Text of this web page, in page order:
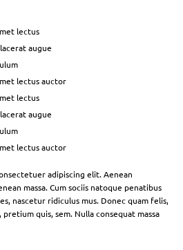
lectus
augue
lectus auctor
lectus
augue
lectus auctor
adipiscing elit. Aenean
massa. Cum sociis natoque penatibus
nascetur ridiculus mus. Donec quam felis,
quis, sem. Nulla consequat massa